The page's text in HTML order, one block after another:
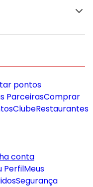
pontos
ParceirasComprar
ClubeRestaurantes
conta
PerfilMeus
Segurança